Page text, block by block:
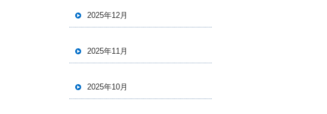
2025年12月
2025年11月
2025年10月